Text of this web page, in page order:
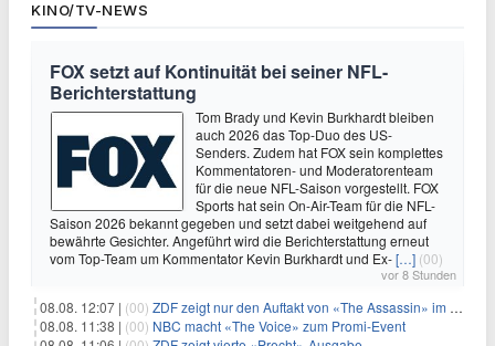
KINO/TV-NEWS
FOX setzt auf Kontinuität bei seiner NFL-
Berichterstattung
Tom Brady und Kevin Burkhardt bleiben
auch 2026 das Top-Duo des US-
Senders. Zudem hat FOX sein komplettes
Kommentatoren- und Moderatorenteam
für die neue NFL-Saison vorgestellt. FOX
Sports hat sein On-Air-Team für die NFL-
Saison 2026 bekannt gegeben und setzt dabei weitgehend auf
bewährte Gesichter. Angeführt wird die Berichterstattung erneut
vom Top-Team um Kommentator Kevin Burkhardt und Ex-[…] (00)
vor 8 Stunden
08.08. 12:07 | (00) ZDF zeigt nur den Auftakt von «The Assassin» im Fernsehen
08.08. 11:38 | (00) NBC macht «The Voice» zum Promi-Event